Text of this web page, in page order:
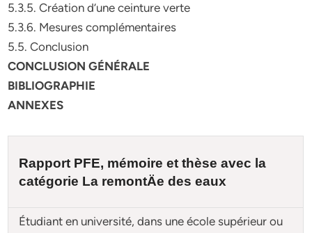
5.3.5. Création d’une ceinture verte
5.3.6. Mesures complémentaires
5.5. Conclusion
CONCLUSION GÉNÉRALE
BIBLIOGRAPHIE
ANNEXES
Rapport PFE, mémoire etthèse avec la
catégorie La remontÄe des eaux
Étudiant en université, dans une école supérieur ou